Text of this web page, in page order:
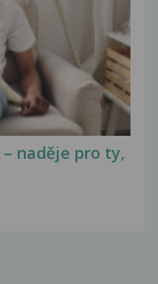
naděje pro ty,